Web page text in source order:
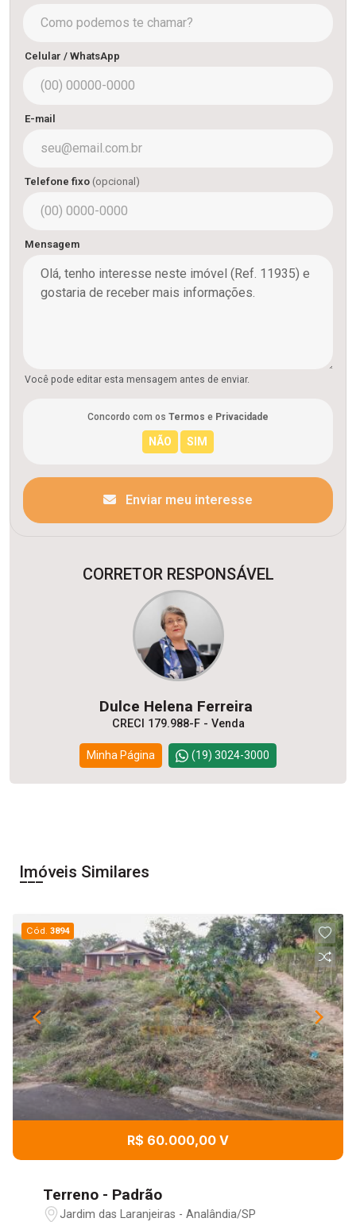
Celular / WhatsApp
E-mail
Telefone fixo (opcional)
Mensagem
Você pode editar esta mensagem antes de enviar.
Concordo com os Termos e Privacidade
Enviar meu interesse
CORRETOR RESPONSÁVEL
Dulce Helena Ferreira
CRECI 179.988-F - Venda
Minha Página (19) 3024-3000
Imóveis Similares
Cód.3894
R$ 60.000,00 V
Terreno - Padrão
Jardim das Laranjeiras - Analândia/SP